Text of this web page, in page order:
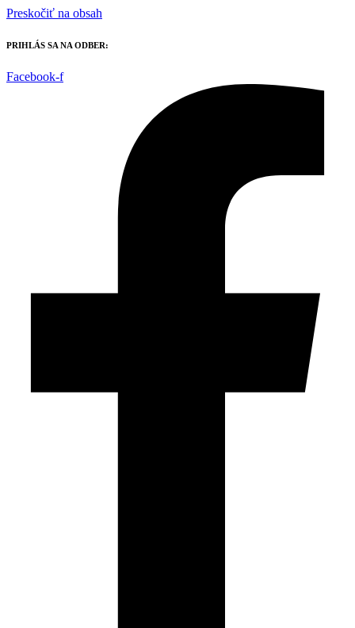
Preskočiť na obsah
PRIHLÁS SA NA ODBER:
Facebook-f